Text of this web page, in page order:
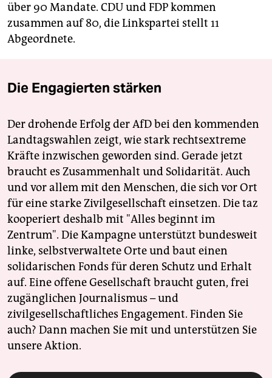
über 90 Mandate. CDU und FDP kommen
zusammen auf 80, die Linkspartei stellt 11
Abgeordnete.
Die Engagierten stärken
Der drohende Erfolg der AfD bei den kommenden
Landtagswahlen zeigt, wie stark rechtsextreme
Kräfte inzwischen geworden sind. Gerade jetzt
braucht es Zusammenhalt und Solidarität. Auch
und vor allem mit den Menschen, die sich vor Ort
für eine starke Zivilgesellschaft einsetzen. Die taz
kooperiert deshalb mit "Alles beginnt im
Zentrum". Die Kampagne unterstützt bundesweit
linke, selbstverwaltete Orte und baut einen
solidarischen Fonds für deren Schutz und Erhalt
auf. Eine offene Gesellschaft braucht guten, frei
zugänglichen Journalismus – und
zivilgesellschaftliches Engagement. Finden Sie
auch? Dann machen Sie mit und unterstützen Sie
unsere Aktion.